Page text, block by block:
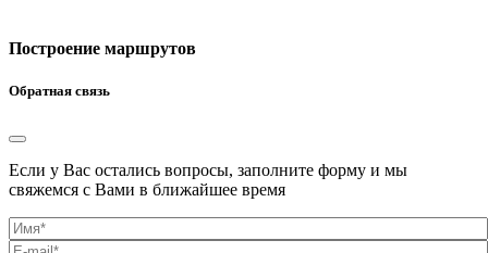
Построение маршрутов
Обратная связь
Если у Вас остались вопросы, заполните форму и мы
свяжемся с Вами в ближайшее время